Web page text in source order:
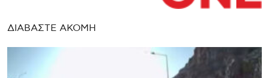
ΔΙΑΒΑΣΤΕ ΑΚΟΜΗ